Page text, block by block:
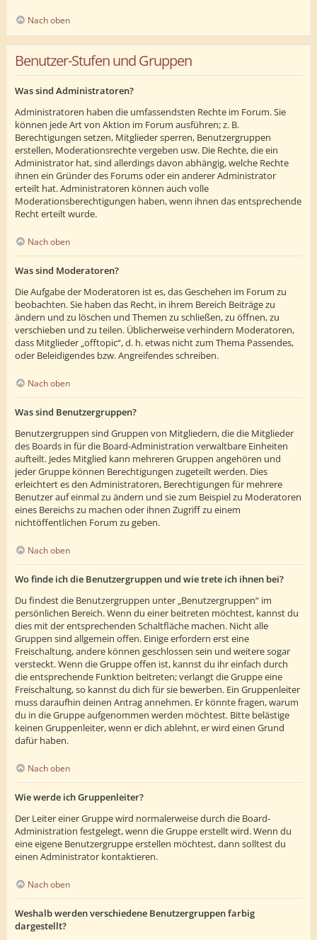
Nach oben
Benutzer-Stufen und Gruppen
Was sind Administratoren?
Administratoren haben die umfassendsten Rechte im Forum. Sie
können jede Art von Aktion im Forum ausführen; z. B.
Berechtigungen setzen, Mitglieder sperren, Benutzergruppen
erstellen, Moderationsrechte vergeben usw. Die Rechte, die ein
Administrator hat, sind allerdings davon abhängig, welche Rechte
ihnen ein Gründer des Forums oder ein anderer Administrator
erteilt hat. Administratoren können auch volle
Moderationsberechtigungen haben, wenn ihnen das entsprechende
Recht erteilt wurde.
Nach oben
Was sind Moderatoren?
Die Aufgabe der Moderatoren ist es, das Geschehen im Forum zu
beobachten. Sie haben das Recht, in ihrem Bereich Beiträge zu
ändern und zu löschen und Themen zu schließen, zu öffnen, zu
verschieben und zu teilen. Üblicherweise verhindern Moderatoren,
dass Mitglieder „offtopic“, d. h. etwas nicht zum Thema Passendes,
oder Beleidigendes bzw. Angreifendes schreiben.
Nach oben
Was sind Benutzergruppen?
Benutzergruppen sind Gruppen von Mitgliedern, die die Mitglieder
des Boards in für die Board-Administration verwaltbare Einheiten
aufteilt. Jedes Mitglied kann mehreren Gruppen angehören und
jeder Gruppe können Berechtigungen zugeteilt werden. Dies
erleichtert es den Administratoren, Berechtigungen für mehrere
Benutzer auf einmal zu ändern und sie zum Beispiel zu Moderatoren
eines Bereichs zu machen oder ihnen Zugriff zu einem
nichtöffentlichen Forum zu geben.
Nach oben
Wo finde ich die Benutzergruppen und wie trete ich ihnen bei?
Du findest die Benutzergruppen unter „Benutzergruppen“ im
persönlichen Bereich. Wenn du einer beitreten möchtest, kannst du
dies mit der entsprechenden Schaltfläche machen. Nicht alle
Gruppen sind allgemein offen. Einige erfordern erst eine
Freischaltung, andere können geschlossen sein und weitere sogar
versteckt. Wenn die Gruppe offen ist, kannst du ihr einfach durch
die entsprechende Funktion beitreten; verlangt die Gruppe eine
Freischaltung, so kannst du dich für sie bewerben. Ein Gruppenleiter
muss daraufhin deinen Antrag annehmen. Er könnte fragen, warum
du in die Gruppe aufgenommen werden möchtest. Bitte belästige
keinen Gruppenleiter, wenn er dich ablehnt, er wird einen Grund
dafür haben.
Nach oben
Wie werde ich Gruppenleiter?
Der Leiter einer Gruppe wird normalerweise durch die Board-
Administration festgelegt, wenn die Gruppe erstellt wird. Wenn du
eine eigene Benutzergruppe erstellen möchtest, dann solltest du
einen Administrator kontaktieren.
Nach oben
Weshalb werden verschiedene Benutzergruppen farbig
dargestellt?